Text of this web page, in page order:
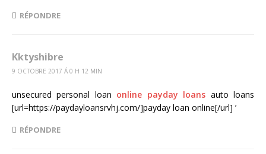
RÉPONDRE
Kktyshibre
9 OCTOBRE 2017 Á 0 H 12 MIN
unsecured personal loan online payday loans auto loans
[url=https://paydayloansrvhj.com/]payday loan online[/url] ’
RÉPONDRE